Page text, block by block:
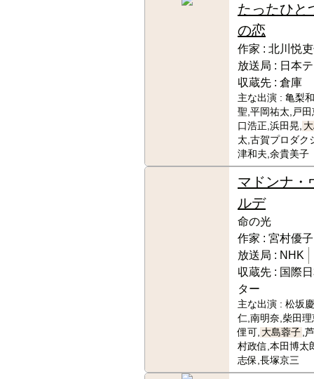
たったひと
の恋
作家 : 北川悦
放送局 : 日本
収蔵先 : 倉庫
主な出演 : 亀梨
聖,平岡祐太,戸
口浩正,浜田晃,
太,古賀プロダク
津和夫,余貴美子
マドンナ・
ルデ
命の光
作家 : 宮村優子
放送局 : NHK
収蔵先 : 国際
ター
主な出演 : 松坂
仁,南明奈,柴田
俚可, 大島蓉子 ,
村政信,本田博太
志保,長塚京三